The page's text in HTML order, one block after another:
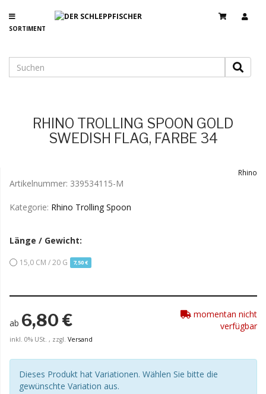
SORTIMENT
RHINO TROLLING SPOON GOLD
SWEDISH FLAG, FARBE 34
Rhino
Artikelnummer: 339534115-M
Kategorie: Rhino Trolling Spoon
Länge / Gewicht:
15,0 CM / 20 G 7,50 €
ab 6,80 €
inkl. 0% USt. , zzgl. Versand
momentan nicht
verfügbar
Dieses Produkt hat Variationen. Wählen Sie bitte die
gewünschte Variation aus.